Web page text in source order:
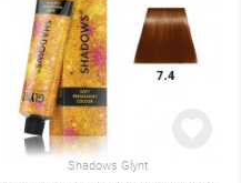
Shadows Glynt